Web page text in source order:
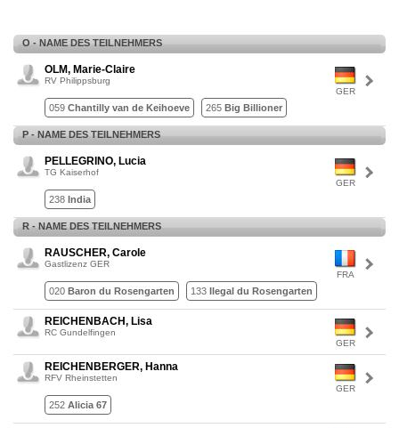
O - NAME DES TEILNEHMERS
GER
OLM, Marie-Claire
RV Philippsburg
059 Chantilly van de Keihoeve 265 Big Billioner
P - NAME DES TEILNEHMERS
GER
PELLEGRINO, Lucia
TG Kaiserhof
238 India
R - NAME DES TEILNEHMERS
FRA
RAUSCHER, Carole
Gastlizenz GER
020 Baron du Rosengarten 133 Ilegal du Rosengarten
GER
REICHENBACH, Lisa
RC Gundelfingen
GER
REICHENBERGER, Hanna
RFV Rheinstetten
252 Alicia 67